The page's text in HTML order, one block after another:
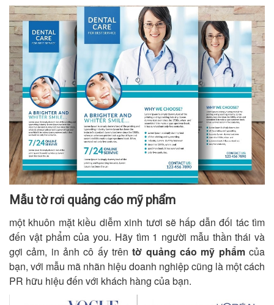
Mẫu tờ rơi quảng cáo mỹ phẩm
một khuôn mặt kiều diễm xinh tươi sẽ hấp dẫn đối tác tìm
đến vật phẩm của you. Hãy tìm 1 người mẫu thần thái và
gợi cảm, in ảnh cô ấy trêntờ quảng cáo mỹ phẩmcủa
bạn, với mẫu mã nhãn hiệu doanh nghiệp cũng là một cách
PR hữu hiệu đến với khách hàng của bạn.